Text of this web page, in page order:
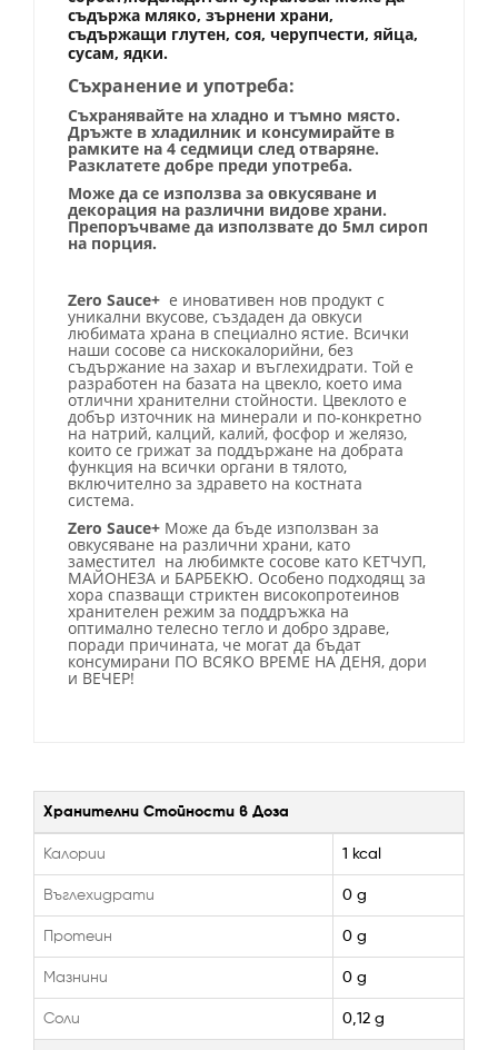
съдържа мляко, зърнени храни,
съдържащи глутен, соя, черупчести, яйца,
сусам, ядки.
Съхранение и употреба:
Съхранявайте на хладно и тъмно място.
Дръжте в хладилник и консумирайте в
рамките на 4 седмици след отваряне.
Разклатете добре преди употреба.
Може да се използва за овкусяване и
декорация на различни видове храни.
Препоръчваме да използвате до 5мл сироп
на порция.
Zero Sauce+ е иновативен нов продукт с
уникални вкусове, създаден да овкуси
любимата храна в специално ястие. Всички
наши сосове са нискокалорийни, без
съдържание на захар и въглехидрати. Той е
разработен на базата на цвекло, което има
отлични хранителни стойности. Цвеклото е
добър източник на минерали и по-конкретно
на натрий, калций, калий, фосфор и желязо,
които се грижат за поддържане на добрата
функция на всички органи в тялото,
включително за здравето на костната
система.
Zero Sauce+ Може да бъде използван за
овкусяване на различни храни, като
заместител на любимкте сосове като КЕТЧУП,
МАЙОНЕЗА и БАРБЕКЮ. Особено подходящ за
хора спазващи стриктен високопротеинов
хранителен режим за поддръжка на
оптимално телесно тегло и добро здраве,
поради причината, че могат да бъдат
консумирани ПО ВСЯКО ВРЕМЕ НА ДЕНЯ, дори
и ВЕЧЕР!
Хранителни Стойности в Доза
Калории 1 kcal
Въглехидрати 0 g
Протеин 0 g
Мазнини 0 g
Соли 0,12 g